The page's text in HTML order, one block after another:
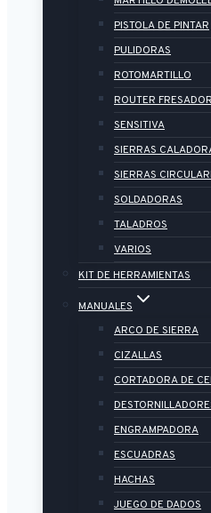
PISTOLA DE PINTAR
PULIDORAS
ROTOMARTILLO
ROUTER
SENSITIVA
SIERRAS
SIERRAS
SOLDADORAS
TALADROS
VARIOS
KIT DE HERRAMIENTAS
MANUALES
ARCO DE SIERRA
CIZALLAS
CORTADORA DE
ENGRAMPADORA
ESCUADRAS
HACHAS
JUEGO DE DADOS